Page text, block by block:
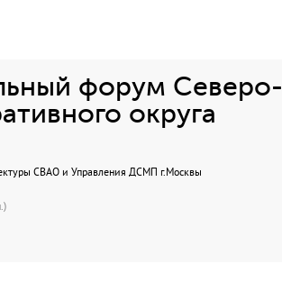
форум Северо-
округа
СВАО и Управления ДСМП г.Москвы